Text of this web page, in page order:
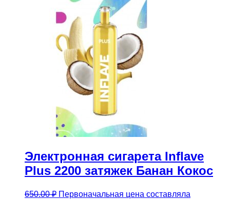
Электронная сигарета Inflave
Plus 2200 затяжек Банан Кокос
650.00₽ Первоначальная цена составляла